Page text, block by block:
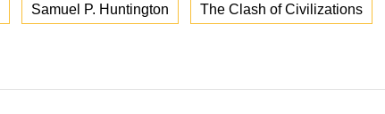
Samuel P. Huntington The Clash of Civilizations